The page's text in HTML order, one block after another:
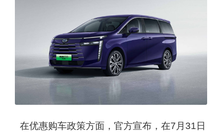
在优惠购车政策方面，官方宣布，在7月31日